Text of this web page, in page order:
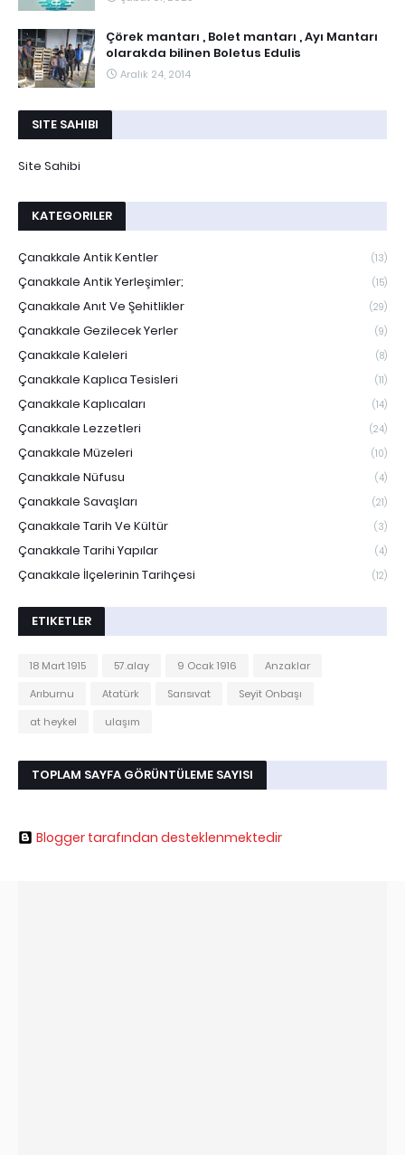
Çörek mantarı , Bolet mantarı , Ayı Mantarı
olarakda bilinen Boletus Edulis
Aralık 24, 2014
SITE SAHIBI
Site Sahibi
KATEGORILER
Çanakkale Antik Kentler (13)
Çanakkale Antik Yerleşimler; (15)
Çanakkale Anıt Ve Şehitlikler (29)
Çanakkale Gezilecek Yerler (9)
Çanakkale Kaleleri (8)
Çanakkale Kaplıca Tesisleri (11)
Çanakkale Kaplıcaları (14)
Çanakkale Lezzetleri (24)
Çanakkale Müzeleri (10)
Çanakkale Nüfusu (4)
Çanakkale Savaşları (21)
Çanakkale Tarih Ve Kültür (3)
Çanakkale Tarihi Yapılar (4)
Çanakkale İlçelerinin Tarihçesi (12)
ETIKETLER
18 Mart 1915 57.alay 9 Ocak 1916
Anzaklar
Arıburnu
Atatürk Sarısıvat
Seyit Onbaşı
at heykel
ulaşım
TOPLAM SAYFA GÖRÜNTÜLEME SAYISI
Blogger tarafından desteklenmektedir